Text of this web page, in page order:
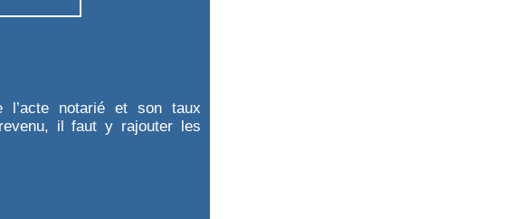
notarié et son taux
il faut y rajouter les